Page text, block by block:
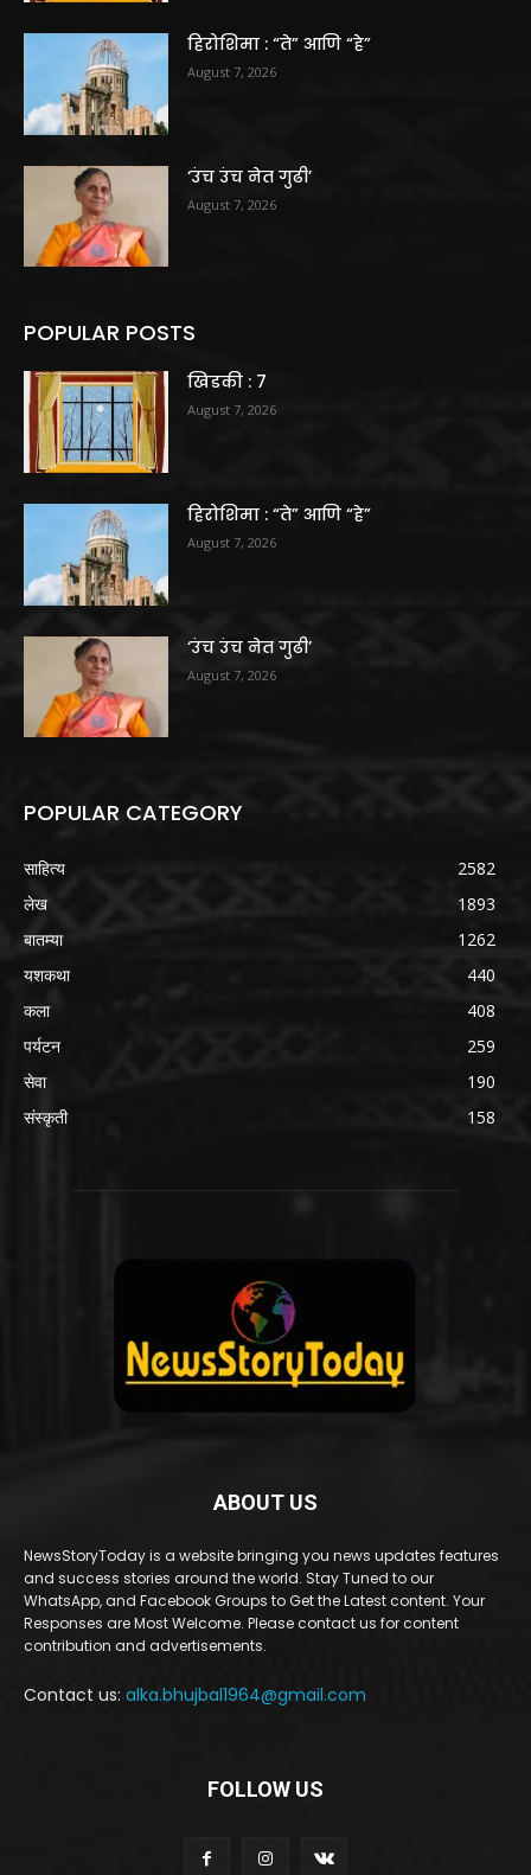
हिरोशिमा : “ते” आणि “हे”
August 7, 2026
‘उंच उंच नेत गुढी’
August 7, 2026
POPULAR POSTS
खिडकी : 7
August 7, 2026
हिरोशिमा : “ते” आणि “हे”
August 7, 2026
‘उंच उंच नेत गुढी’
August 7, 2026
POPULAR CATEGORY
साहित्य
2582
लेख
1893
बातम्या
1262
यशकथा
440
कला
408
पर्यटन
259
सेवा
190
संस्कृती
158
ABOUT US
NewsStoryToday is a website bringing you news updates features
and success stories around the world. Stay Tuned to our
WhatsApp, and Facebook Groups to Get the Latest content. Your
Responses are Most Welcome. Please contact us for content
contribution and advertisements.
Contact us: alka.bhujbal1964@gmail.com
FOLLOW US